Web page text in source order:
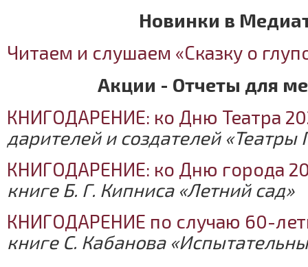
Новинки в
Читаем и слушаем «Сказку о
Акции - Отчеты для
КНИГОДАРЕНИЕ: ко Дню Театра
дарителей и создателей «Театры
КНИГОДАРЕНИЕ: ко Дню города
книге Б. Г. Кипниса «Летний сад»
КНИГОДАРЕНИЕ по случаю 60-
книге С. Кабанова